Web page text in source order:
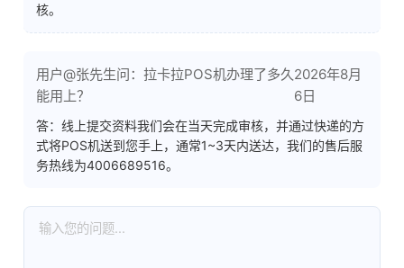
核。
用户@张先生问：拉卡拉POS机办理了多久
能用上？
2026年8月
6日
答：线上提交资料我们会在当天完成审核，并通过快递的方
式将POS机送到您手上，通常1~3天内送达，我们的售后服
务热线为4006689516。